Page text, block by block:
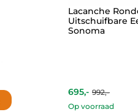
Lacanche
Uitschuifbare
Sonoma
695,-
Current
price
992,-
Original
price
Op voorraad